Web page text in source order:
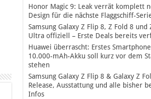
Honor Magic 9: Leak verrät komplett
Design für die nächste Flaggschiff-
Samsung Galaxy Z Flip 8, Z Fold 8 und
Ultra offiziell – Erste Deals bereits
Huawei überrascht: Erstes
10.000-mAh-Akku soll kurz vor dem
stehen
Samsung Galaxy Z Flip 8 & Galaxy Z
Release, Ausstattung und alle bisher
Infos